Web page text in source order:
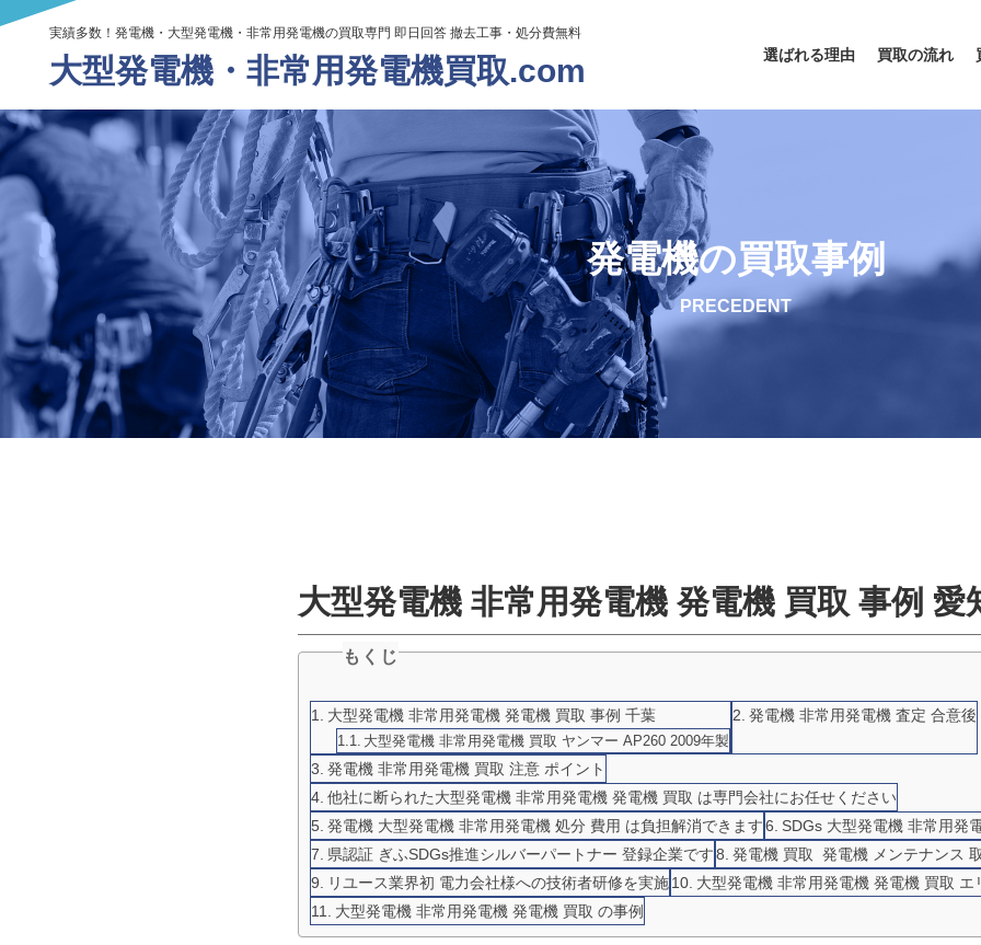
実績多数！発電機・大型発電機・非常用発電機の買取専門 即日回答 撤去工事・処分費無料
大型発電機・ 非常用発電機買取.com 選ばれる理由 買取の流れ
発電機の買取事例
PRECEDENT
大型発電機 非常用発電機 発電機 買取 事例 愛
もくじ
大型発電機 非常用発電機 発電機 買取 事例 千葉
大型発電機 非常用発電機 買取 ヤンマー AP260 2009年製
発電機 非常用発電機 査定 合意後
発電機 非常用発電機 買取 注意 ポイント
他社に断られた大型発電機 非常用発電機 発電機 買取 は専門会社にお任せください
発電機 大型発電機 非常用発電機 処分 費用 は負担解消できます
SDGs 大型発電機 非常用発
県認証 ぎふSDGs推進シルバーパートナー 登録企業です
発電機 買取 発電機 メンテナンス
リユース業界初 電力会社様への技術者研修を実施
大型発電機 非常用発電機 発電機 買取 エ
大型発電機 非常用発電機 発電機 買取 の事例